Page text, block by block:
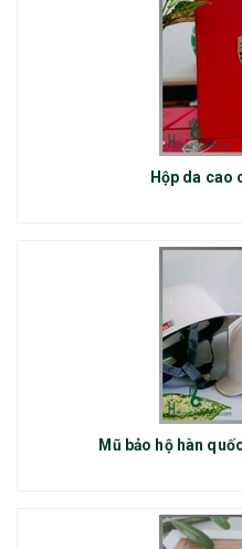
Hộp da cao
Mũ bảo hộ hàn